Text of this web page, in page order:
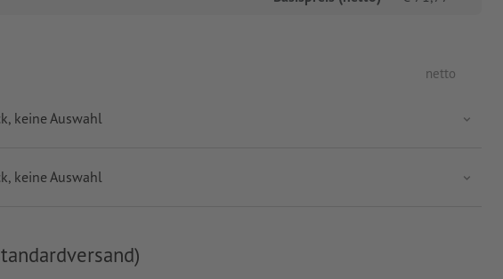
netto
, keine Auswahl
, keine Auswahl